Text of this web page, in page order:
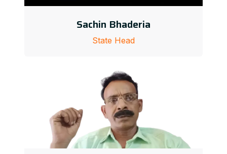
Sachin Bhaderia
State Head